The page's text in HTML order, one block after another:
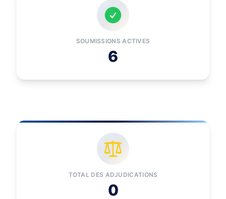
SOUMISSIONS ACTIVES
6
TOTAL DES ADJUDICATIONS
0